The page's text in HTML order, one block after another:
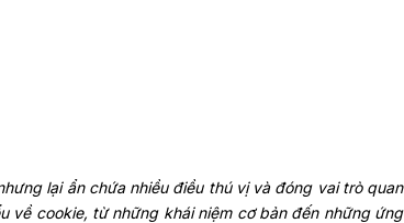
lại ẩn chứa nhiều điều thú vị và đóng vai trò quan
về cookie, từ những khái niệm cơ bản đến những ứng